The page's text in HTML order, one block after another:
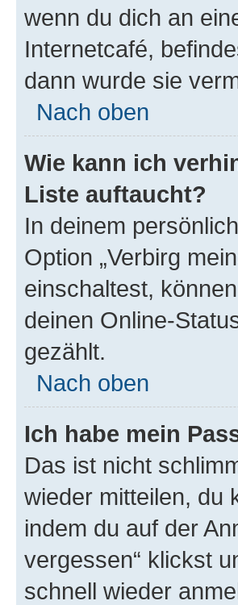
wenn du dich an
Internetcafé,
dann wurde sie
Nach oben
Wie kann ich
Liste auftaucht?
In deinem
Option „Verbirg
einschaltest,
deinen Online-
gezählt.
Nach oben
Ich habe mein
Das ist nicht
wieder mitteilen, du
indem du auf der
vergessen“ klickst
schnell wieder